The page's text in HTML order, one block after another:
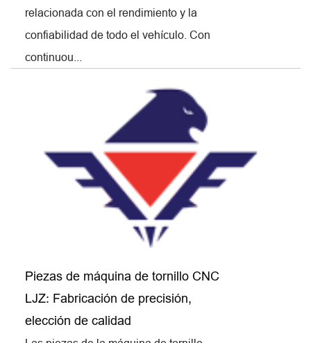
relacionada con el rendimiento y la
confiabilidad de todo el vehículo. Con
continuou...
Piezas de máquina de tornillo CNC
LJZ: Fabricación de precisión,
elección de calidad